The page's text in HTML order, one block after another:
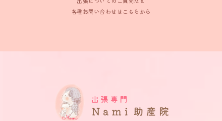
各種お問い合わせはこちらから